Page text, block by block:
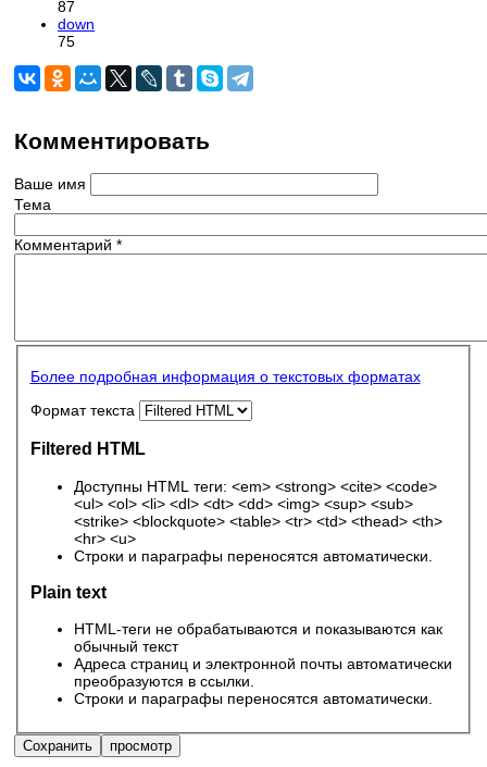
87
down
75
Комментировать
Ваше имя
Тема
Комментарий *
Более подробная информация о текстовых форматах
Формат текста
Filtered HTML
Доступны HTML теги: <em> <strong> <cite> <code>
<ul> <ol> <li> <dl> <dt> <dd> <img> <sup> <sub>
<strike> <blockquote> <table> <tr> <td> <thead> <th>
<hr> <u>
Строки и параграфы переносятся автоматически.
Plain text
HTML-теги не обрабатываются и показываются как
обычный текст
Адреса страниц и электронной почты автоматически
преобразуются в ссылки.
Строки и параграфы переносятся автоматически.